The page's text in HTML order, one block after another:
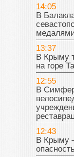
14:05
В
13:37
В Крыму
на горе
12:55
В
12:43
В Крыму